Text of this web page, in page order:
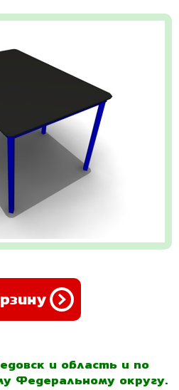
и область и по
Федеральному округу.